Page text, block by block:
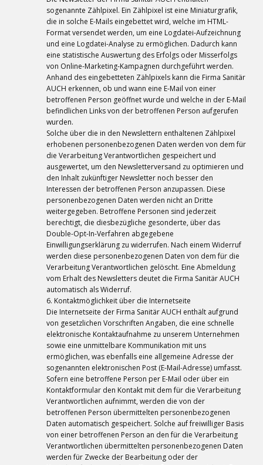
sogenannte Zählpixel. Ein Zählpixel ist eine Miniaturgrafik,
die in solche E-Mails eingebettet wird, welche im HTML-
Format versendet werden, um eine Logdatei-Aufzeichnung
und eine Logdatei-Analyse zu ermöglichen. Dadurch kann
eine statistische Auswertung des Erfolgs oder Misserfolgs
von Online-Marketing-Kampagnen durchgeführt werden.
Anhand des eingebetteten Zählpixels kann die Firma Sanitär
AUCH erkennen, ob und wann eine E-Mail von einer
betroffenen Person geöffnet wurde und welche in der E-Mail
befindlichen Links von der betroffenen Person aufgerufen
wurden.
Solche über die in den Newslettern enthaltenen Zählpixel
erhobenen personenbezogenen Daten werden von dem für
die Verarbeitung Verantwortlichen gespeichert und
ausgewertet, um den Newsletterversand zu optimieren und
den Inhalt zukünftiger Newsletter noch besser den
Interessen der betroffenen Person anzupassen. Diese
personenbezogenen Daten werden nicht an Dritte
weitergegeben. Betroffene Personen sind jederzeit
berechtigt, die diesbezügliche gesonderte, über das
Double-Opt-In-Verfahren abgegebene
Einwilligungserklärung zu widerrufen. Nach einem Widerruf
werden diese personenbezogenen Daten von dem für die
Verarbeitung Verantwortlichen gelöscht. Eine Abmeldung
vom Erhalt des Newsletters deutet die Firma Sanitär AUCH
automatisch als Widerruf.
6. Kontaktmöglichkeit über die Internetseite
Die Internetseite der Firma Sanitär AUCH enthält aufgrund
von gesetzlichen Vorschriften Angaben, die eine schnelle
elektronische Kontaktaufnahme zu unserem Unternehmen
sowie eine unmittelbare Kommunikation mit uns
ermöglichen, was ebenfalls eine allgemeine Adresse der
sogenannten elektronischen Post (E-Mail-Adresse) umfasst.
Sofern eine betroffene Person per E-Mail oder über ein
Kontaktformular den Kontakt mit dem für die Verarbeitung
Verantwortlichen aufnimmt, werden die von der
betroffenen Person übermittelten personenbezogenen
Daten automatisch gespeichert. Solche auf freiwilliger Basis
von einer betroffenen Person an den für die Verarbeitung
Verantwortlichen übermittelten personenbezogenen Daten
werden für Zwecke der Bearbeitung oder der